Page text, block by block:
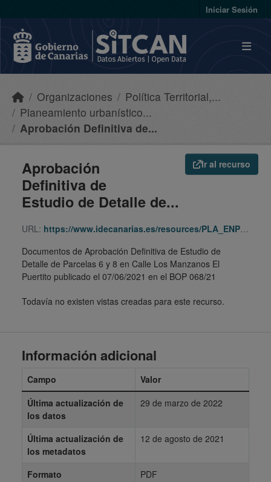
Iniciar Sesión
Organizaciones
Política Territorial,...
Planeamiento urbanístico...
Aprobación Definitiva de...
Ir al recurso
Aprobación
Definitiva de
Estudio de Detalle de...
URL: https://www.idecanarias.es/resources/PLA_ENP_URB/URB_PLA/TF/Sauz/ed-manzanos-6-8/indice.html
Documentos de Aprobación Definitiva de Estudio de
Detalle de Parcelas 6 y 8 en Calle Los Manzanos El
Puertito publicado el 07/06/2021 en el BOP 068/21
Todavía no existen vistas creadas para este recurso.
Información adicional
Campo
Valor
Última actualización de
los datos
29 de marzo de 2022
Última actualización de
los metadatos
12 de agosto de 2021
Formato
PDF